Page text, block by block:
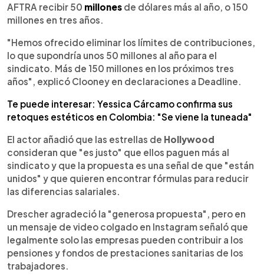
AFTRA recibir 50 millones de dólares más al año, o 150
millones en tres años.
"Hemos ofrecido eliminar los límites de contribuciones,
lo que supondría unos 50 millones al año para el
sindicato. Más de 150 millones en los próximos tres
años", explicó Clooney en declaraciones a Deadline.
Te puede interesar: Yessica Cárcamo confirma sus
retoques estéticos en Colombia: "Se viene la tuneada"
El actor añadió que las estrellas de Hollywood
consideran que "es justo" que ellos paguen más al
sindicato y que la propuesta es una señal de que "están
unidos" y que quieren encontrar fórmulas para reducir
las diferencias salariales.
Drescher agradeció la "generosa propuesta", pero en
un mensaje de video colgado en Instagram señaló que
legalmente solo las empresas pueden contribuir a los
pensiones y fondos de prestaciones sanitarias de los
trabajadores.